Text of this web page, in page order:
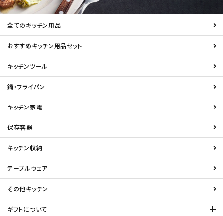
全てのキッチン用品
おすすめキッチン用品セット
キッチンツール
鍋・フライパン
キッチン家電
保存容器
キッチン収納
テーブルウェア
その他キッチン
ギフトについて